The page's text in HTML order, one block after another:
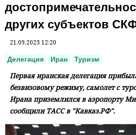
других субъектов
21.09.2023 12:20
Делегация Иран Туризм
Первая иранская делегация
безвизовому режиму, самолет с
Ирана приземлился в аэропорту
сообщили ТАСС в "Кавказ.РФ".